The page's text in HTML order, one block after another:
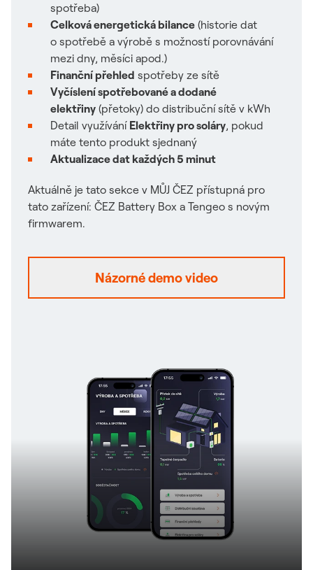
spotřeba)
Celková energetická bilance (historie dat
o spotřebě a výrobě s možností porovnávání
mezi dny, měsíci apod.)
Finanční přehled spotřeby ze sítě
Vyčíslení spotřebované a dodané
elektřiny (přetoky) do distribuční sítě v kWh
Detail využívání Elektřiny pro soláry, pokud
máte tento produkt sjednaný
Aktualizace dat každých 5 minut
Aktuálně je tato sekce v MŮJ ČEZ přístupná pro
tato zařízení: ČEZ Battery Box a Tengeo s novým
firmwarem.
Názorné demo video